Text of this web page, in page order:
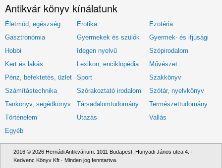
Antikvár könyv kínálatunk
Életmód, egészség Erotika
Ezotéria
Gasztronómia
Gyermekek és szülők
Gyermek- és ifjúsági
Hobbi
Idegen nyelvű
Szépirodalom
Kert és lakás
Lexikon, enciklopédia
Művészet
Pénz, befektetés, üzlet
Sport
Szakkönyv
Számítástechnika
Szórakoztató irodalom
Szótár, nyelvkönyv
Tankönyv, segédkönyv
Társadalomtudomány
Természettudomány
Történelem
Utazás
Vallás
Egyéb
2016 © 2026 Hernádi Antikvárium. 1011 Budapest, Hunyadi János utca 4. ·
Kedvenc Könyv Kft · Minden jog fenntartva.